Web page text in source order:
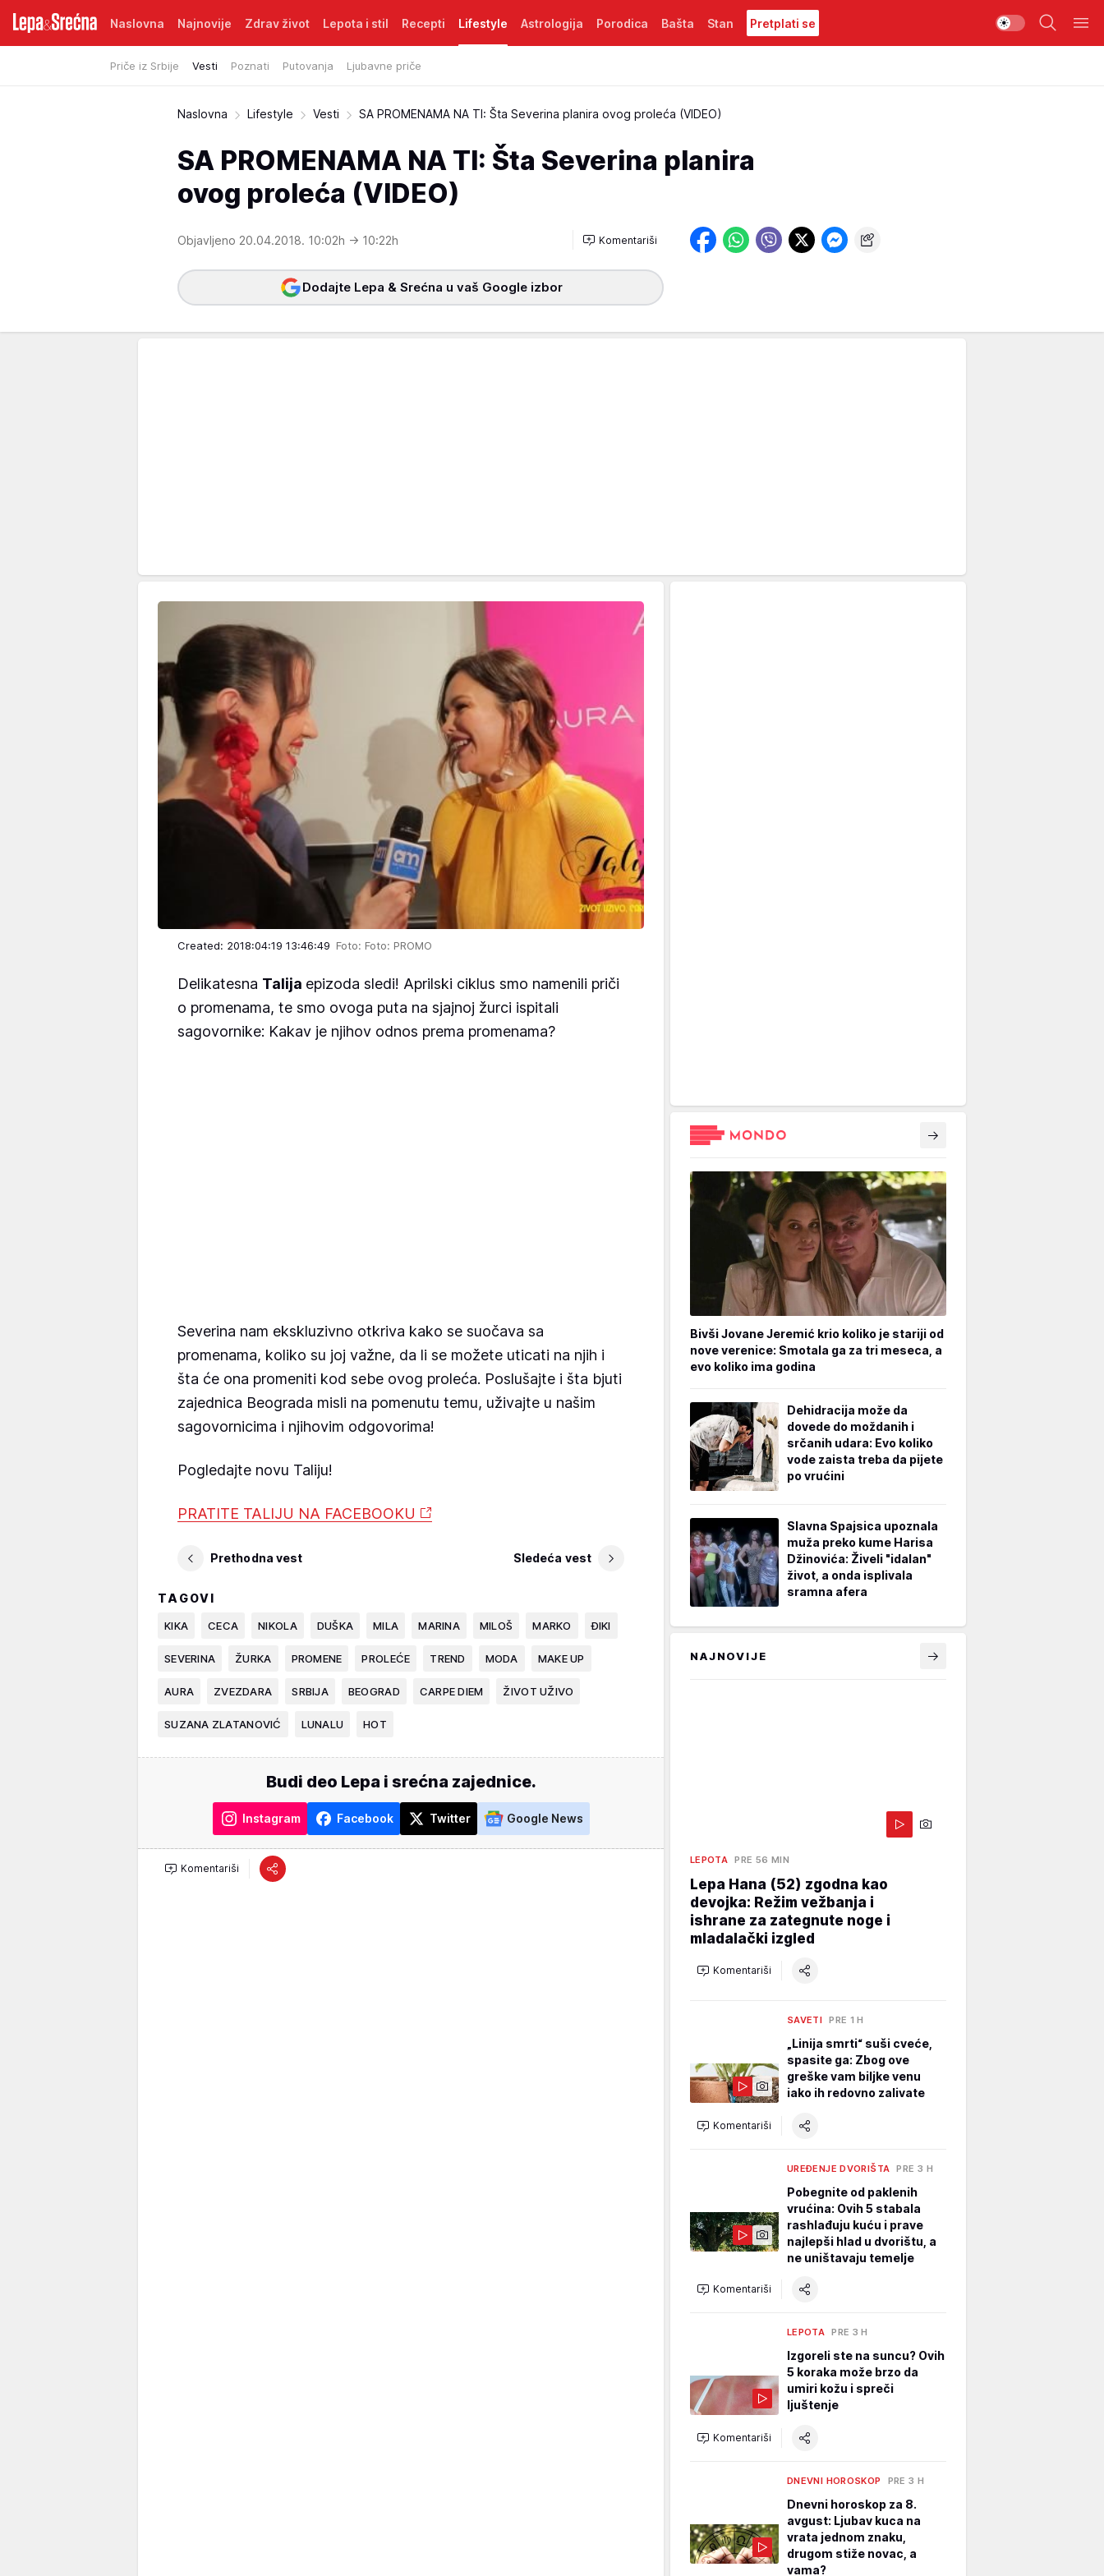
Naslovna Najnovije Zdrav život Lepota i stil Recepti Lifestyle
Priče iz Srbije Vesti Poznati Putovanja Ljubavne priče
Astrologija Porodica Bašta Stan Pretplati se
Naslovna Lifestyle Vesti SA PROMENAMA NA TI: Šta Severina planira ovog proleća (VIDEO)
SA PROMENAMA NA TI: Šta Severina planira
ovog proleća (VIDEO)
Objavljeno 20.04.2018. 10:02h → 10:22h Komentariši
Dodajte Lepa & Srećna u vaš Google izbor
Created: 2018:04:19 13:46:49 Foto: Foto: PROMO
Delikatesna Talija epizoda sledi! Aprilski ciklus smo namenili priči
o promenama, te smo ovoga puta na sjajnoj žurci ispitali
sagovornike: Kakav je njihov odnos prema promenama?
Severina nam ekskluzivno otkriva kako se suočava sa
promenama, koliko su joj važne, da li se možete uticati na njih i
šta će ona promeniti kod sebe ovog proleća. Poslušajte i šta bjuti
zajednica Beograda misli na pomenutu temu, uživajte u našim
sagovornicima i njihovim odgovorima!
Pogledajte novu Taliju!
PRATITE TALIJU NA FACEBOOKU
Prethodna vest Sledeća vest
TAGOVI
KIKA CECA NIKOLA DUŠKA MILA MARINA MILOŠ MARKO ĐIKI
SEVERINA ŽURKA PROMENE PROLEĆE TREND MODA MAKE UP
AURA ZVEZDARA SRBIJA BEOGRAD CARPE DIEM ŽIVOT UŽIVO
SUZANA ZLATANOVIĆ LUNALU HOT
Budi deo Lepa i srećna zajednice.
Instagram Facebook Twitter Google News
Komentariši
Bivši Jovane Jeremić krio koliko je stariji od
nove verenice: Smotala ga za tri meseca, a
evo koliko ima godina
Dehidracija može da
dovede do moždanih i
srčanih udara: Evo koliko
vode zaista treba da pijete
po vrućini
Slavna Spajsica upoznala
muža preko kume Harisa
Džinovića: Živeli "idalan"
život, a onda isplivala
sramna afera
NAJNOVIJE
LEPOTA PRE 56 MIN
Lepa Hana (52) zgodna kao
devojka: Režim vežbanja i
ishrane za zategnute noge i
mladalački izgled
Komentariši
SAVETI PRE 1 H
„Linija smrti“ suši cveće,
spasite ga: Zbog ove
greške vam biljke venu
iako ih redovno zalivate
Komentariši
UREĐENJE DVORIŠTA PRE 3 H
Pobegnite od paklenih
vrućina: Ovih 5 stabala
rashlađuju kuću i prave
najlepši hlad u dvorištu, a
ne uništavaju temelje
Komentariši
LEPOTA PRE 3 H
Izgoreli ste na suncu? Ovih
5 koraka može brzo da
umiri kožu i spreči
ljuštenje
Komentariši
DNEVNI HOROSKOP PRE 3 H
Dnevni horoskop za 8.
avgust: Ljubav kuca na
vrata jednom znaku,
drugom stiže novac, a
vama?